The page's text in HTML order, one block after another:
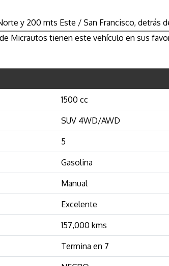
y 200 mts Este / San Francisco, detrás
Micrautos tienen este vehículo en sus
1500 cc
SUV 4WD/AWD
5
Gasolina
Manual
Excelente
157,000 kms
Termina en 7